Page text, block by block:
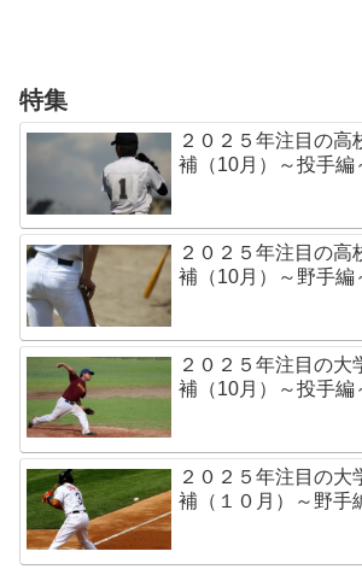
特集
２０２５年注目の高
補（10月）～投手編
２０２５年注目の高
補（10月）～野手編
２０２５年注目の大
補（10月）～投手編
２０２５年注目の大
補（１０月）～野手